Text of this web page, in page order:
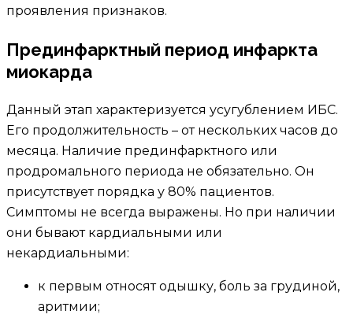
проявления признаков.
Прединфарктный период инфаркта
миокарда
Данный этап характеризуется усугублением ИБС.
Его продолжительность – от нескольких часов до
месяца. Наличие прединфарктного или
продромального периода не обязательно. Он
присутствует порядка у 80% пациентов.
Симптомы не всегда выражены. Но при наличии
они бывают кардиальными или
некардиальными:
к первым относят одышку, боль за грудиной,
аритмии;